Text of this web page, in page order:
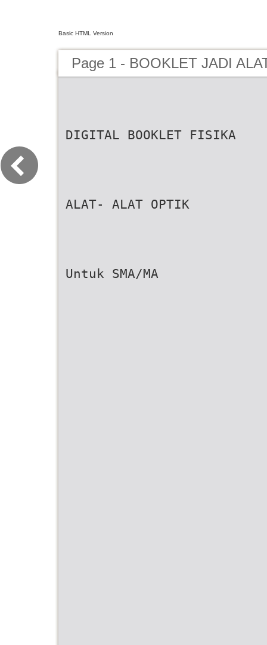
Basic HTML Version
Page 1 - BOOKLET JADI
DIGITAL BOOKLET FISIKA
ALAT- ALAT OPTIK
Untuk SMA/MA